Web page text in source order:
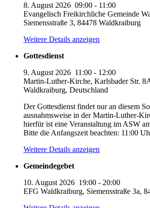
8. August 2026 09:00 - 11:00
Evangelisch Freikirchliche Gemeinde
Siemensstraße 3, 84478 Waldkraiburg
Weitere Details anzeigen
Gottesdienst
9. August 2026 11:00 - 12:00
Martin-Luther-Kirche, Karlsbader Str.
Waldkraiburg, Deutschland
Der Gottesdienst findet nur an diesem
ausnahmsweise in der Martin-Luther-
hierfür ist eine Veranstaltung im ASW
Bitte die Anfangszeit beachten: 11:00
Weitere Details anzeigen
Gemeindegebet
10. August 2026 19:00 - 20:00
EFG Waldkraiburg, Siemensstraße 3a,